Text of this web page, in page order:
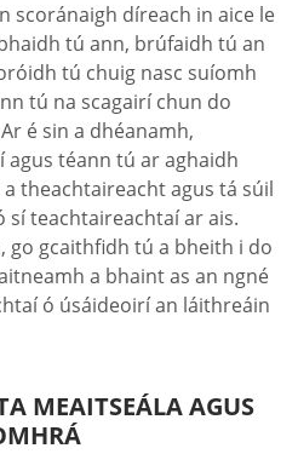
scoránaigh díreach in aice le
tú ann, brúfaidh tú an
tú chuig nasc suíomh
tú na scagairí chun do
é sin a dhéanamh,
téann tú ar aghaidh
theachtaireacht agus tá súil
sí teachtaireachtaí ar ais.
go gcaithfidh tú a bheith i do
a bhaint as an ngné
ó úsáideoirí an láithreáin
MEAITSEÁLA AGUS